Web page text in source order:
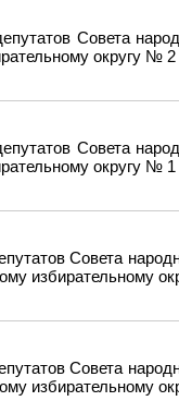
Совета
округу № 2
Совета
округу № 1
Совета
избирательному
Совета
избирательному